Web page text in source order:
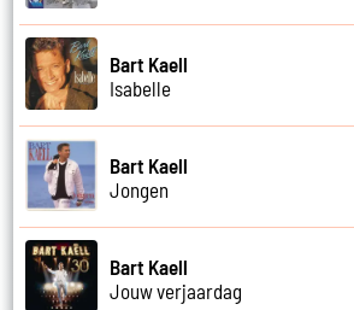
Bart Kaell
Isabelle
Bart Kaell
Jongen
Bart Kaell
Jouw verjaardag